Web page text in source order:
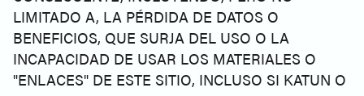
LIMITADO A, LA PÉRDIDA DE DATOS O
BENEFICIOS, QUE SURJA DEL USO O LA
INCAPACIDAD DE USAR LOS MATERIALES O
"ENLACES" DE ESTE SITIO, INCLUSO SI KATUN O